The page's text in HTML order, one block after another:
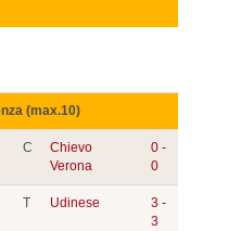
(max.10)
C
Chievo
Verona
0 -
0
T Udinese
3 -
3